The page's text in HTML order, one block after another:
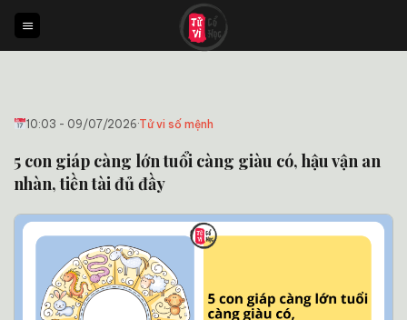
qua
nội
10:03 - 09/07/2026·Tử vi số mệnh
5 con giáp càng lớn tuổi càng giàu có, hậu vận an
nhàn, tiền tài đủ đầy